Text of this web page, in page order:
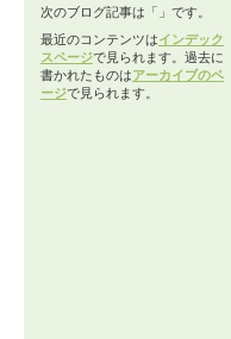
次のブログ記事は「 」です。
最近のコンテンツはインデック
スページで見られます。過去に
書かれたものはアーカイブのペ
ージで見られます。